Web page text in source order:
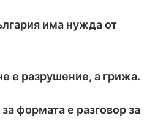
има нужда от
е разрушение, а грижа.
формата е разговор за